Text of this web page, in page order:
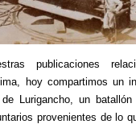
publicaciones
hoy compartimos un
Lurigancho, un batallón
provenientes de lo